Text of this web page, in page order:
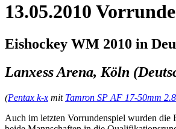
13.05.2010
Eishockey WM 2010 in
Lanxess Arena, Köln
(Pentax k-x mit Tamron SP AF 17-50mm
Auch im letzten Vorrundenspiel wurden die